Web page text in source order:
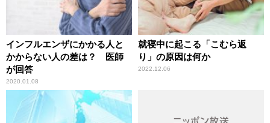
インフルエンザにかかる人と
かからない人の差は？ 医師
が回答
2020.01.08
就寝中に起こる「こむら返
り」の原因は何か
2022.12.06